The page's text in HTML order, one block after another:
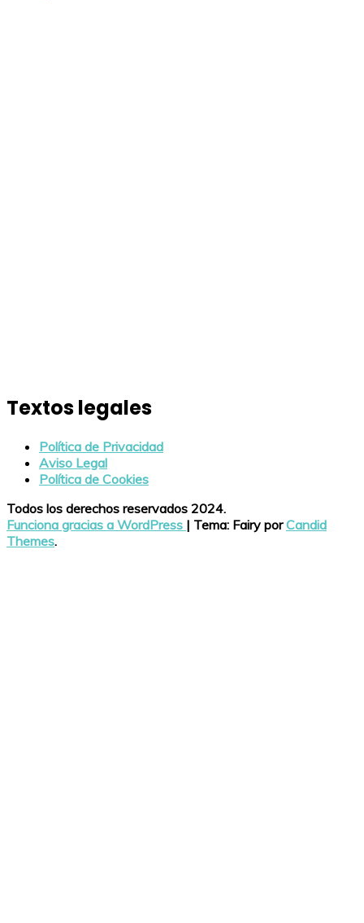
Textos legales
Política de Privacidad
Aviso Legal
Política de Cookies
Todos los derechos reservados 2024.
Funciona gracias a WordPress | Tema: Fairy porCandid
Themes.